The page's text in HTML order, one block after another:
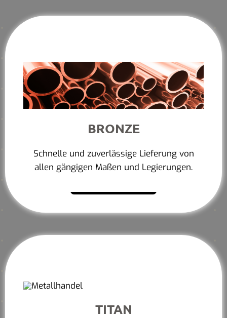
BRONZE
Schnelle und zuverlässige Lieferung von
allen gängigen Maßen und Legierungen.
TITAN